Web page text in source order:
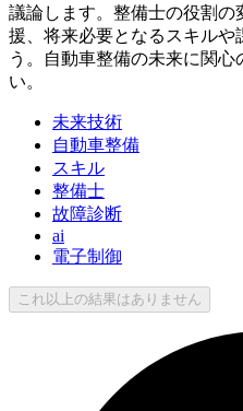
議論します。整備士の役割
援、将来必要となるスキルや
う。自動車整備の未来に関
い。
未来技術
自動車整備
スキル
整備士
故障診断
ai
電子制御
これ以上の結果はありません